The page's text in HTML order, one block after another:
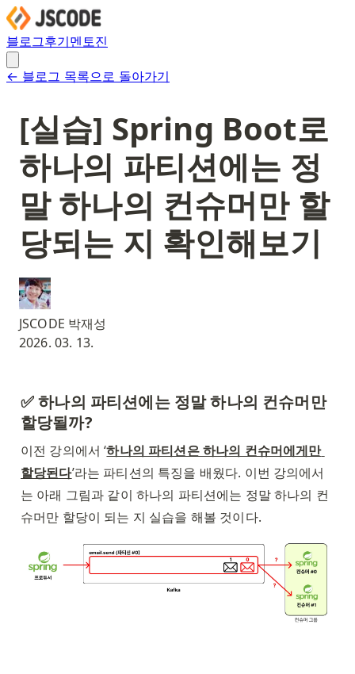
블로그후기멘토진
← 블로그 목록으로 돌아가기
[실습] Spring Boot로
하나의 파티션에는 정
말 하나의 컨슈머만 할
당되는 지 확인해보기
JSCODE 박재성
2026. 03. 13.
✅ 하나의 파티션에는 정말 하나의 컨슈머만
할당될까?
이전 강의에서 ‘하나의 파티션은 하나의 컨슈머에게만
할당된다’라는 파티션의 특징을 배웠다. 이번 강의에서
는 아래 그림과 같이 하나의 파티션에는 정말 하나의 컨
슈머만 할당이 되는 지 실습을 해볼 것이다.